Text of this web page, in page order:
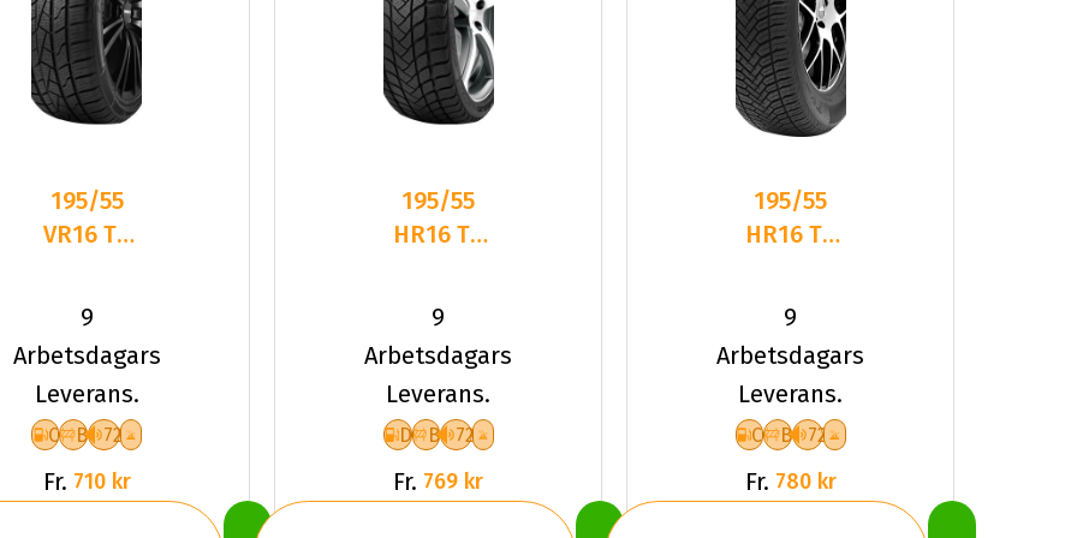
195/55
VR16 TL
LANDSAIL
4-
SEASONS
XL
9
Arbetsdagars
Leverans.
C B 72
Fr. 710 kr
195/55
HR16 TL
LANDSAIL
WINTER
LANDER
9
Arbetsdagars
Leverans.
D B 72
Fr. 769 kr
195/55
HR16 TL
ALLSEASON
6
9
Arbetsdagars
Leverans.
C B 72
Fr. 780 kr